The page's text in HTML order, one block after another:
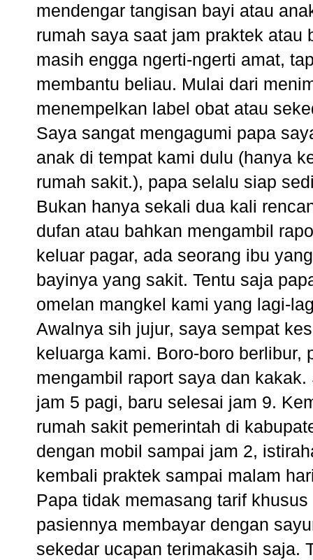
mendengar tangisan bayi atau
rumah saya saat jam praktek atau
masih engga ngerti-ngerti amat,
membantu beliau. Mulai dari
menempelkan label obat atau
Saya sangat mengagumi papa
anak di tempat kami dulu (hanya
rumah sakit.), papa selalu siap
Bukan hanya sekali dua kali
dufan atau bahkan mengambil
keluar pagar, ada seorang ibu
bayinya yang sakit. Tentu saja
omelan mangkel kami yang lagi-
Awalnya sih jujur, saya sempat
keluarga kami. Boro-boro berlibur,
mengambil raport saya dan
jam 5 pagi, baru selesai jam 9.
rumah sakit pemerintah di
dengan mobil sampai jam 2,
kembali praktek sampai malam
Papa tidak memasang tarif
pasiennya membayar dengan
sekedar ucapan terimakasih saja.